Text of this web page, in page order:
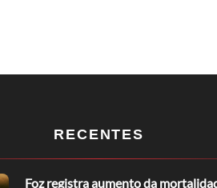
RECENTES
Foz registra aumento da